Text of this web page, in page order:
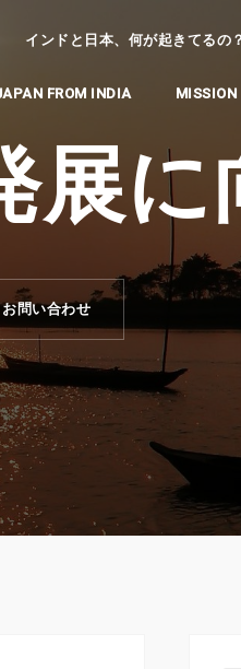
インドと日本、何が起きてるの
FROM INDIA MISSION
展に
お問い合わせ